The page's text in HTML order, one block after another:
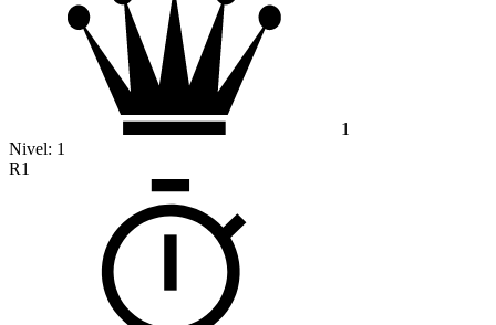
1
Nivel: 1
R1